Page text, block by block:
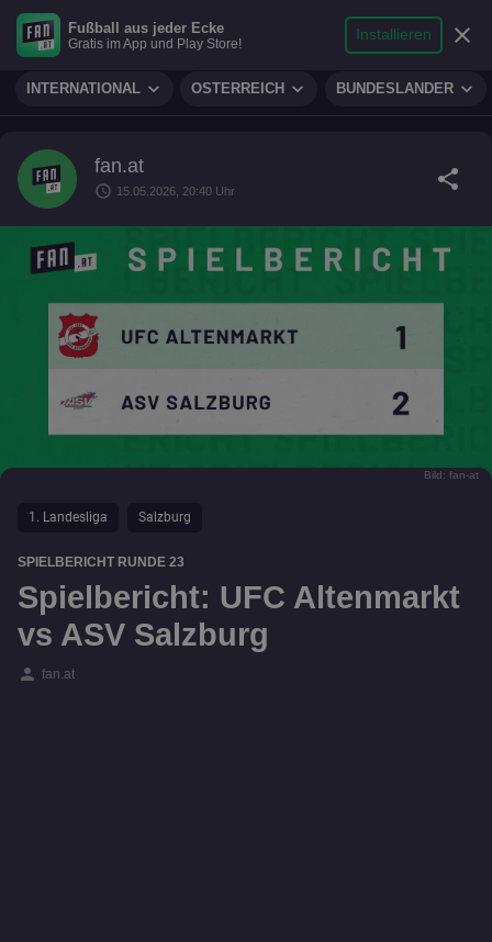
sports_soccer FUSSBALLexpand_more search
Suche
micro
Reporter
person
Login
INTERNATIONAL expand_more ÖSTERREICH expand_more BUNDESLÄNDER expand_more
Fußball aus jeder Ecke
Gratis im App und Play Store!
Installieren close
fan.at
schedule 15.05.2026, 20:40 Uhr share
Bild: fan-at
1. Landesliga Salzburg
SPIELBERICHT RUNDE 23
Spielbericht: UFC Altenmarkt
vs ASV Salzburg
person fan.at